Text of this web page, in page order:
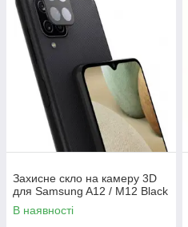
Захисне скло на камеру 3D
для Samsung A12 / M12 Black
В наявності